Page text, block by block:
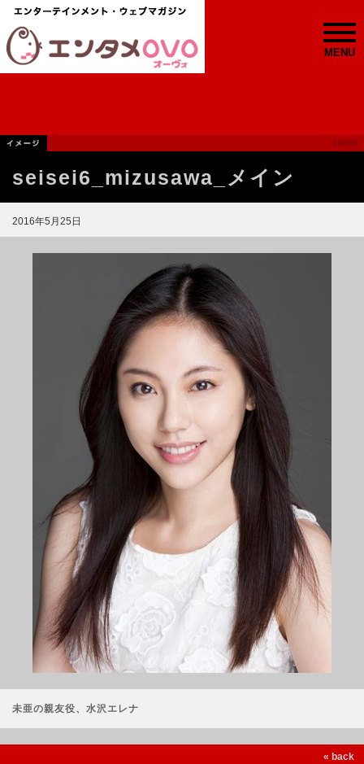
MENU
seisei6_mizusawa_メイン
2016年5月25日
未亜の親友役、水沢エレナ
« back